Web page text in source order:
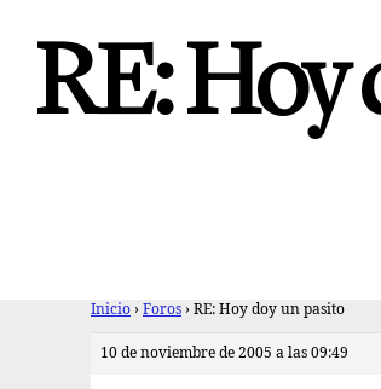
RE: Hoy
Inicio › Foros › RE: Hoy doy un pasito
10 de noviembre de 2005 a las 09:49